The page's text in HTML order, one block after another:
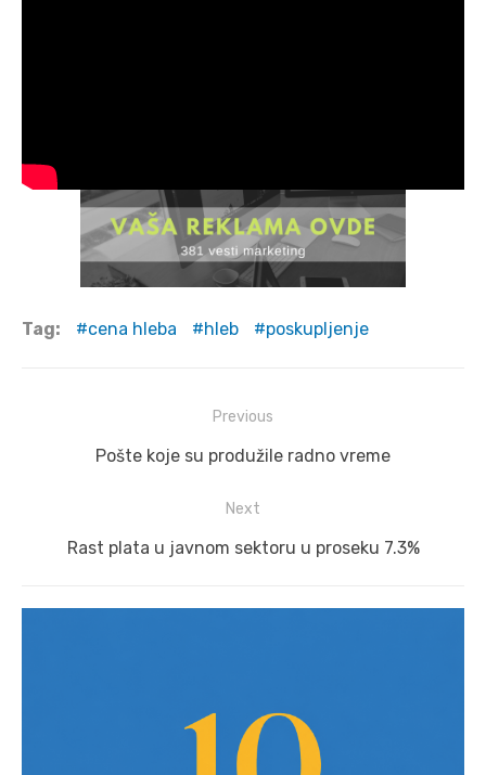
Tag: cena hleba hleb poskupljenje
navigation
Previous
Previous
Pošte koje su produžile radno vreme
Next
Next
Rast plata u javnom sektoru u proseku 7.3%